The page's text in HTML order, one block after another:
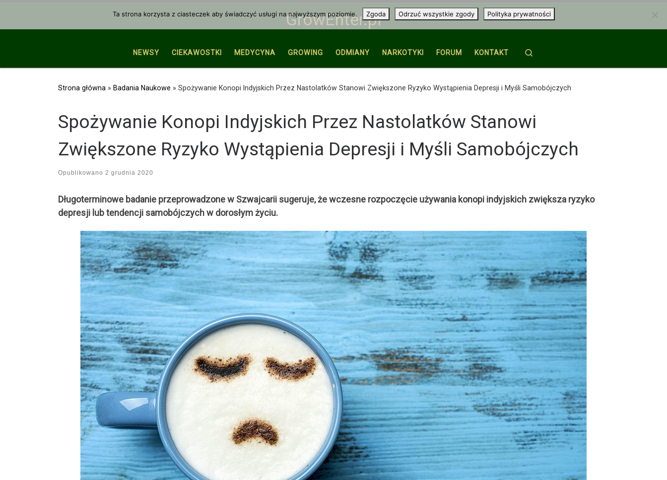
GrowEnter.pl
NEWSY CIEKAWOSTKI MEDYCYNA GROWING ODMIANY NARKOTYKI FORUM KONTAKT
Strona główna » Badania Naukowe » Spożywanie Konopi Indyjskich Przez Nastolatków Stanowi Zwiększone Ryzyko Wystąpienia Depresji i Myśli Samobójczych
Spożywanie Konopi Indyjskich Przez Nastolatków Stanowi
Zwiększone Ryzyko Wystąpienia Depresji i Myśli Samobójczych
Opublikowano 2 grudnia 2020
Długoterminowe badanie przeprowadzone w Szwajcarii sugeruje, że wczesne rozpoczęcie używania konopi indyjskich zwiększa ryzyko
depresji lub tendencji samobójczych w dorosłym życiu.
Ta strona korzysta z ciasteczek aby świadczyć usługi na najwyższym poziomie. Zgoda Odrzuć wszystkie zgody Polityka prywatności